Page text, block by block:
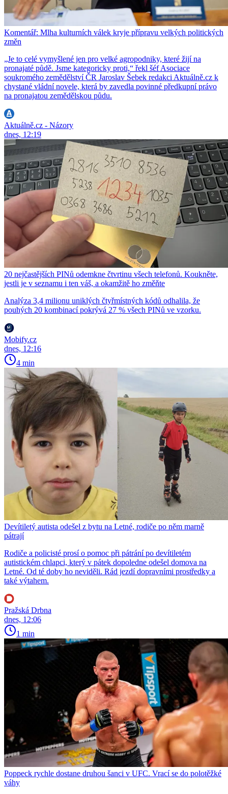
Komentář: Mlha kulturních válek kryje přípravu velkých politických
změn
„Je to celé vymyšlené jen pro velké agropodniky, které žijí na
pronajaté půdě. Jsme kategoricky proti,“ řekl šéf Asociace
soukromého zemědělství ČR Jaroslav Šebek redakci Aktuálně.cz k
chystané vládní novele, která by zavedla povinné předkupní právo
na pronajatou zemědělskou půdu.
Aktuálně.cz - Názory
dnes, 12:19
20 nejčastějších PINů odemkne čtvrtinu všech telefonů. Koukněte,
jestli je v seznamu i ten váš, a okamžitě ho změňte
Analýza 3,4 milionu uniklých čtyřmístných kódů odhalila, že
pouhých 20 kombinací pokrývá 27 % všech PINů ve vzorku.
Mobify.cz
dnes, 12:16
4 min
Devítiletý autista odešel z bytu na Letné, rodiče po něm marně
pátrají
Rodiče a policisté prosí o pomoc při pátrání po devítiletém
autistickém chlapci, který v pátek dopoledne odešel domova na
Letné. Od té doby ho neviděli. Rád jezdí dopravními prostředky a
také výtahem.
Pražská Drbna
dnes, 12:06
1 min
Poppeck rychle dostane druhou šanci v UFC. Vrací se do polotěžké
váhy